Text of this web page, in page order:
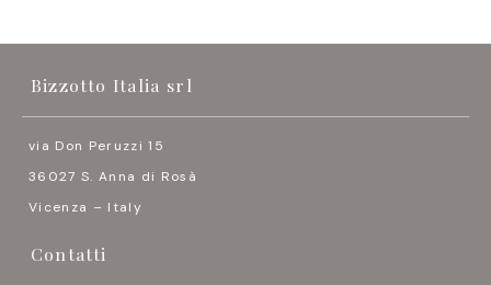
Bizzotto Italia srl
via Don Peruzzi 15
36027 S. Anna di Rosà
Vicenza – Italy
Contatti